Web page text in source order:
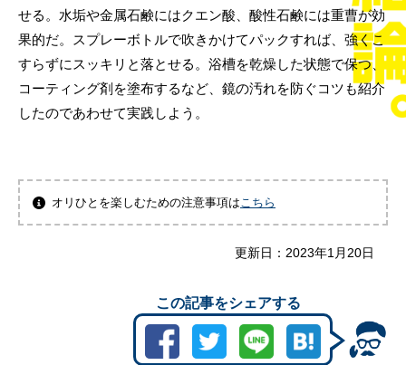
せる。水垢や金属石鹸にはクエン酸、酸性石鹸には重曹が効
果的だ。スプレーボトルで吹きかけてパックすれば、強くこ
すらずにスッキリと落とせる。浴槽を乾燥した状態で保つ、
コーティング剤を塗布するなど、鏡の汚れを防ぐコツも紹介
したのであわせて実践しよう。
オリひとを楽しむための注意事項はこちら
更新日： 2023年1月20日
この記事をシェアする